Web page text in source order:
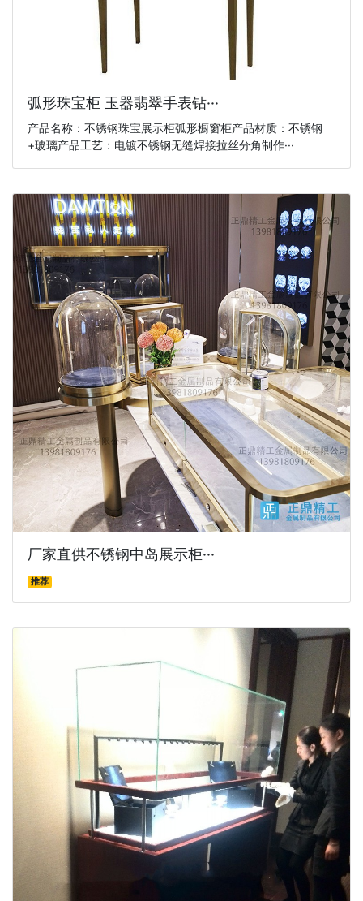
弧形珠宝柜 玉器翡翠手表钻···
产品名称：不锈钢珠宝展示柜弧形橱窗柜产品材质：不锈钢
+玻璃产品工艺：电镀不锈钢无缝焊接拉丝分角制作···
厂家直供不锈钢中岛展示柜···
推荐